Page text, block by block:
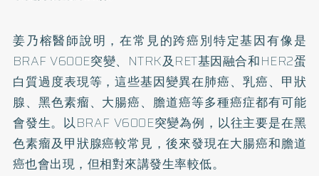
姜乃榕醫師說明，在常見的跨癌別特定基因有像是
BRAF V600E突變、NTRK及RET基因融合和HER2蛋
白質過度表現等，這些基因變異在肺癌、乳癌、甲狀
腺、黑色素瘤、大腸癌、膽道癌等多種癌症都有可能
會發生。以BRAF V600E突變為例，以往主要是在黑
色素瘤及甲狀腺癌較常見，後來發現在大腸癌和膽道
癌也會出現，但相對來講發生率較低。